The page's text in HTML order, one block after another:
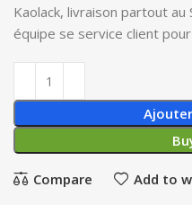
Kaolack, livraison partout
équipe se service client
Compare Add to